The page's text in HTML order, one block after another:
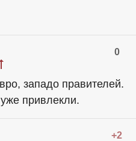
0
западо правителей.
привлекли.
+2